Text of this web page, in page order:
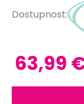
Dostupnost:
63,99